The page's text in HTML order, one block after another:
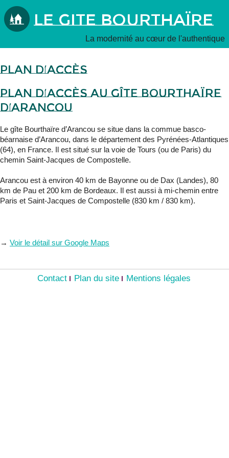
Le Gite Bourthaïre
La modernité au cœur de l'authentique
Plan d’accès
Plan d’accès au gîte Bourthaïre
d’Arancou
Le gîte Bourthaïre d’Arancou se situe dans la commue basco-
béarnaise d’Arancou, dans le département des Pyrénées-Atlantiques
(64), en France. Il est situé sur la voie de Tours (ou de Paris) du
chemin Saint-Jacques de Compostelle.
Arancou est à environ 40 km de Bayonne ou de Dax (Landes), 80
km de Pau et 200 km de Bordeaux. Il est aussi à mi-chemin entre
Paris et Saint-Jacques de Compostelle (830 km / 830 km).
→ Voir le détail sur Google Maps
Contact Plan du site Mentions légales